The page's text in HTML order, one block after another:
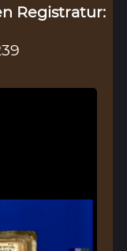
Registratur: